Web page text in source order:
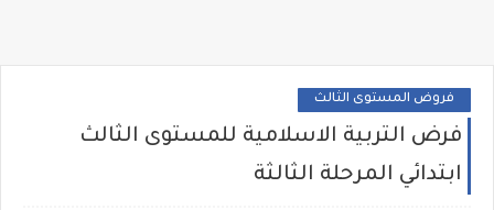
فروض المستوى الثالث
فرض التربية الاسلامية للمستوى الثالث
ابتدائي المرحلة الثالثة